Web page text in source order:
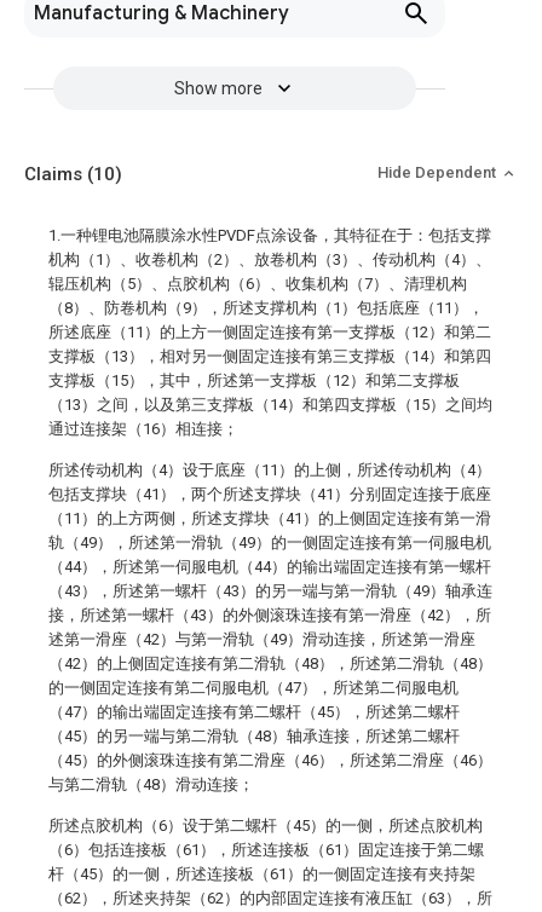
Manufacturing & Machinery
Show more
Claims (10) Hide Dependent
1.一种锂电池隔膜涂水性PVDF点涂设备，其特征在于：包括支撑
机构（1）、收卷机构（2）、放卷机构（3）、传动机构（4）、
辊压机构（5）、点胶机构（6）、收集机构（7）、清理机构
（8）、防卷机构（9），所述支撑机构（1）包括底座（11），
所述底座（11）的上方一侧固定连接有第一支撑板（12）和第二
支撑板（13），相对另一侧固定连接有第三支撑板（14）和第四
支撑板（15），其中，所述第一支撑板（12）和第二支撑板
（13）之间，以及第三支撑板（14）和第四支撑板（15）之间均
通过连接架（16）相连接；
所述传动机构（4）设于底座（11）的上侧，所述传动机构（4）
包括支撑块（41），两个所述支撑块（41）分别固定连接于底座
（11）的上方两侧，所述支撑块（41）的上侧固定连接有第一滑
轨（49），所述第一滑轨（49）的一侧固定连接有第一伺服电机
（44），所述第一伺服电机（44）的输出端固定连接有第一螺杆
（43），所述第一螺杆（43）的另一端与第一滑轨（49）轴承连
接，所述第一螺杆（43）的外侧滚珠连接有第一滑座（42），所
述第一滑座（42）与第一滑轨（49）滑动连接，所述第一滑座
（42）的上侧固定连接有第二滑轨（48），所述第二滑轨（48）
的一侧固定连接有第二伺服电机（47），所述第二伺服电机
（47）的输出端固定连接有第二螺杆（45），所述第二螺杆
（45）的另一端与第二滑轨（48）轴承连接，所述第二螺杆
（45）的外侧滚珠连接有第二滑座（46），所述第二滑座（46）
与第二滑轨（48）滑动连接；
所述点胶机构（6）设于第二螺杆（45）的一侧，所述点胶机构
（6）包括连接板（61），所述连接板（61）固定连接于第二螺
杆（45）的一侧，所述连接板（61）的一侧固定连接有夹持架
（62），所述夹持架（62）的内部固定连接有液压缸（63），所